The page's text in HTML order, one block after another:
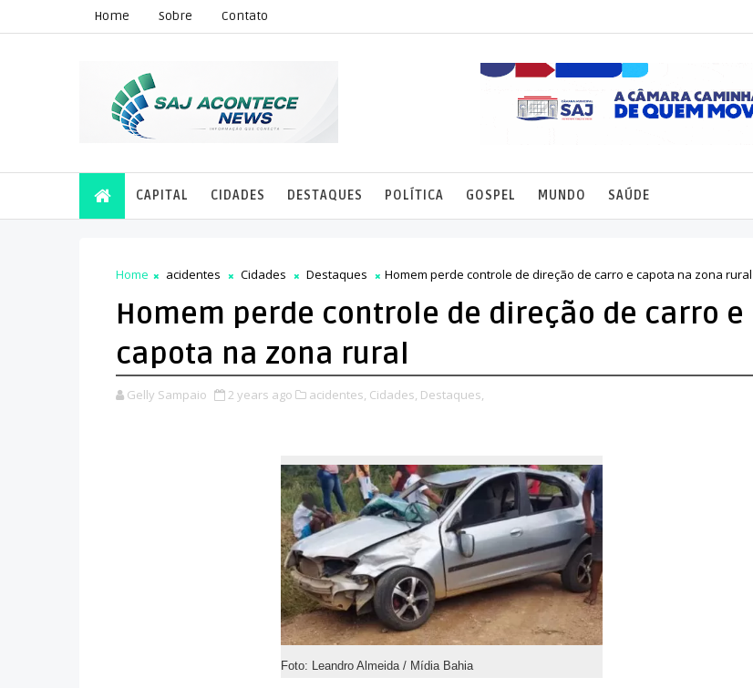
Home Sobre Contato
CAPITAL CIDADES DESTAQUES POLÍTICA GOSPEL MUNDO SAÚDE
Home acidentes Cidades Destaques Homem perde controle de direção de carro e capota na zona rural
Homem perde controle de direção de carro e
capota na zona rural
Gelly Sampaio 2 years ago acidentes, Cidades, Destaques,
Foto: Leandro Almeida / Mídia Bahia